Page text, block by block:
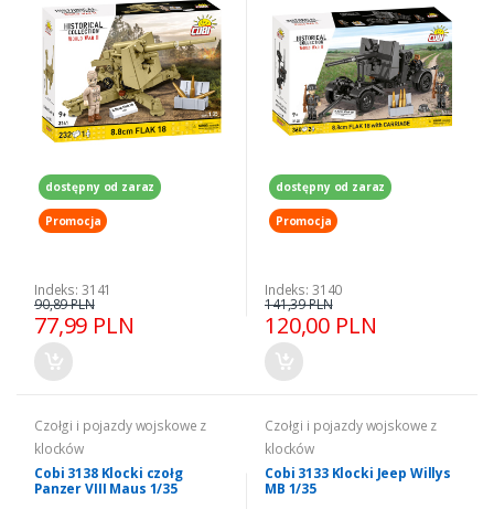
dostępny od zaraz
Promocja
Indeks: 3141
77,99 PLN
90,89 PLN
dostępny od zaraz
Promocja
Indeks: 3140
120,00 PLN
141,39 PLN
Czołgi i pojazdy wojskowe z
klocków
Cobi 3138 Klocki czołg
Panzer VIII Maus 1/35
Czołgi i pojazdy wojskowe z
klocków
Cobi 3133 Klocki Jeep Willys
MB 1/35